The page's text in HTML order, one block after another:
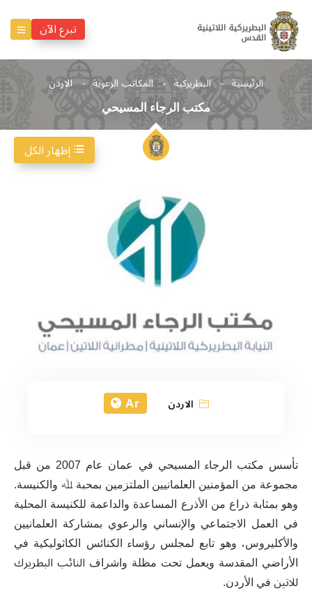
تبرع الآن
الرئيسية البطريركية المكاتب الرعوية الاردن
مكتب الرجاء المسيحي
الاردن Ar
ﺗﺄﺳﺲ ﻣﻜﺘﺐ ﺍﻟﺮﺟﺎء ﺍﻟﻤﺴﻴﺤﻲ ﻓﻲ ﻋﻤﺎﻥ ﻋﺎﻡ 2007 ﻣﻦ ﻗﺒﻞ
ﻣﺠﻤﻮﻋﺔ ﻣﻦ ﺍﻟﻤﺆﻣﻨﻴﻦ ﺍﻟﻌﻠﻤﺎﻧﻴﻴﻦ ﺍﻟﻤﻠﺘﺰﻣﻴﻦ ﺑﻤﺤﺒﺔ ﷲ ﻭﺍﻟﻜﻨﻴﺴﺔ.
ﻭﻫﻮ ﺑﻤﺜﺎﺑﺔ ﺫﺭﺍﻉ ﻣﻦ ﺍﻷﺫﺭﻉ ﺍﻟﻤﺴﺎﻋﺪﺓ ﻭﺍﻟﺪﺍﻋﻤﺔ ﻟﻠﻜﻨﻴﺴﺔ ﺍﻟﻤﺤﻠﻴﺔ
ﻓﻲ ﺍﻟﻌﻤﻞ ﺍﻻﺟﺘﻤﺎﻋﻲ ﻭﺍﻹﻧﺴﺎﻧﻲ ﻭﺍﻟﺮﻋﻮﻱ ﺑﻤﺸﺎﺭﻛﺔ ﺍﻟﻌﻠﻤﺎﻧﻴﻴﻦ
ﻭﺍﻷﻛﻠﻴﺮﻭﺱ، ﻭﻫﻮ ﺗﺎﺑﻊ ﻟﻤﺠﻠﺲ ﺭﺅﺳﺎء ﺍﻟﻜﻨﺎﺋﺲ ﺍﻟﻜﺎﺛﻮﻟﻴﻜﻴﺔ ﻓﻲ
ﺍﻷﺭﺍﺿﻲ ﺍﻟﻤﻘﺪﺳﺔ ﻭﻳﻌﻤﻞ ﺗﺤﺖ ﻣﻈﻠﺔ ﻭﺍﺷﺮﺍﻑ النائب البطريرك
للاتين ﻓﻲ ﺍﻷﺭﺩﻥ.
إظهار الكل